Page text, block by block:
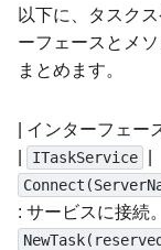
以下に、タスク
ーフェースとメ
まとめます。
| インターフェー
ITaskService
: サービスに接続。